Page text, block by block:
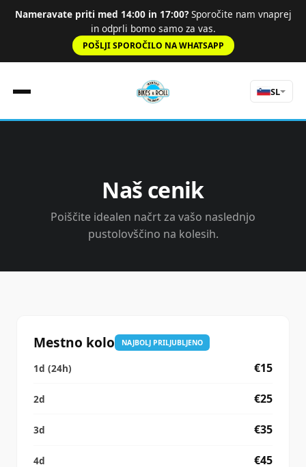
Nameravate priti med 14:00 in 17:00?Sporočite nam vnaprej
in odprli bomo samo za vas.
POŠLJI SPOROČILO NA WHATSAPP
Cestna
Vodeni ogledi
SL
Naš cenik
Poiščite idealen načrt za vašo naslednjo
pustolovščino na kolesih.
Mestno kolo NAJBOLJ PRILJUBLJENO
€15
€25
€35
€45